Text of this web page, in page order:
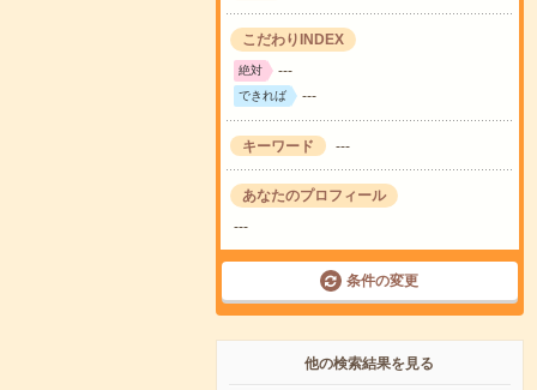
こだわりINDEX
絶対 ---
できれば ---
キーワード ---
あなたのプロフィール
---
条件の変更
他の検索結果を見る